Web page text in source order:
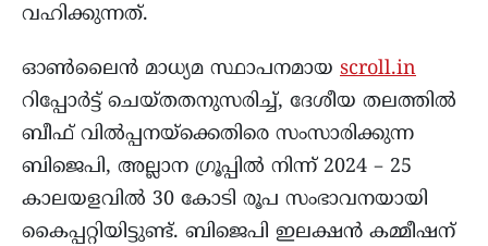
വഹിക്കുന്നത്.
ഓൺലൈൻ മാധ്യമ സ്ഥാപനമായ scroll.in
റിപ്പോർട്ട് ചെയ്തതനുസരിച്ച്, ദേശീയ തലത്തിൽ
ബീഫ് വിൽപ്പനയ്ക്കെതിരെ സംസാരിക്കുന്ന
ബിജെപി, അല്ലാന ഗ്രൂപ്പിൽ നിന്ന് 2024 – 25
കാലയളവിൽ 30 കോടി രൂപ സംഭാവനയായി
കൈപ്പറ്റിയിട്ടുണ്ട്. ബിജെപി ഇലക്ഷൻ കമ്മീഷന്